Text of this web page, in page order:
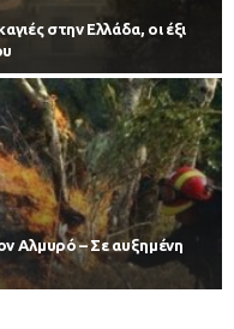
στην Ελλάδα, οι έξι
Αλμυρό – Σε αυξημένη